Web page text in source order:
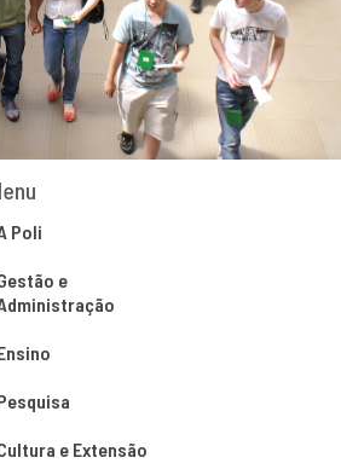
Poli
e
e Extensão